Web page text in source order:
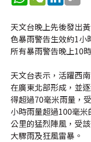
天文台晚上先後發出
色暴雨警告生效約1小
所有暴雨警告晚上10
天文台表示，活躍西
在廣東北部形成，並
得超過70毫米雨量，
小時雨量超過100毫
公里的猛烈陣風，受
大驟雨及狂風雷暴。